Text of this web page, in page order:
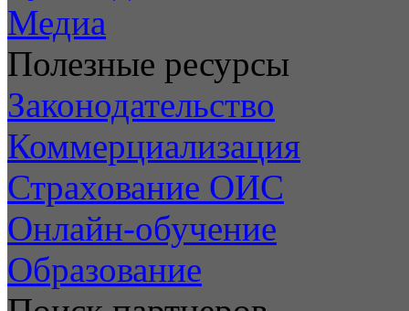
Медиа
Полезные ресурсы
Законодательство
Коммерциализация
Страхование ОИС
Онлайн-обучение
Образование